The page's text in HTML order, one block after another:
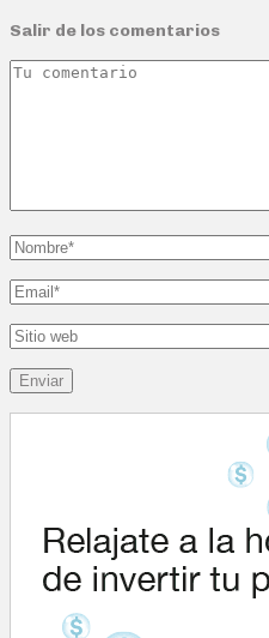
Salir de los comentarios